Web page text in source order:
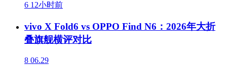
6 12小时前
vivo X Fold6 vs OPPO Find N6：2026年大折
叠旗舰横评对比
8 06.29